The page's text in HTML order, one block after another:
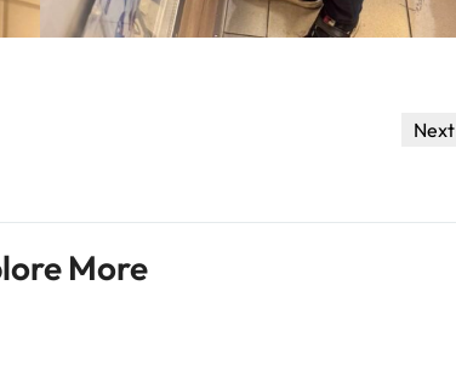
Next
Next
More